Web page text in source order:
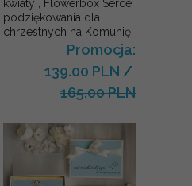
kwiaty , Flowerbox Serce
podziękowania dla
chrzestnych na Komunię
Promocja:
139.00 PLN /
165.00 PLN